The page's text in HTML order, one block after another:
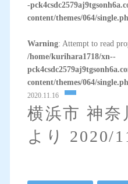
-
content/themes/064/
Warning: Attempt to read
/home/kurihara1718/xn--
content/themes/064/
2020.11.16
横浜市 神奈
より 2020/